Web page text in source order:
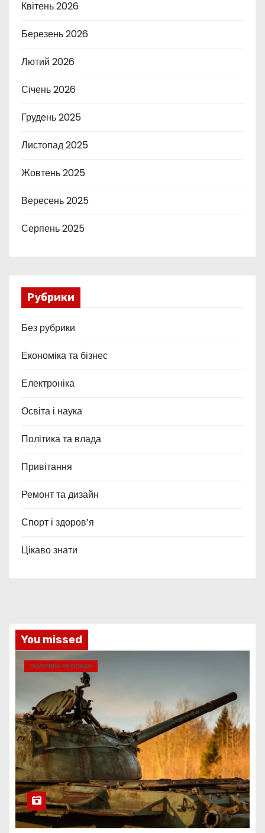
Квітень 2026
Березень 2026
Лютий 2026
Січень 2026
Грудень 2025
Листопад 2025
Жовтень 2025
Вересень 2025
Серпень 2025
Рубрики
Без рубрики
Економіка та бізнес
Електроніка
Освіта і наука
Політика та влада
Привітання
Ремонт та дизайн
Спорт і здоров’я
Цікаво знати
You missed
ПОЛІТИКА ТА ВЛАДА